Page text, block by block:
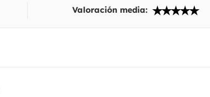
Valoración media: